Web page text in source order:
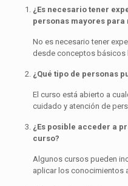
¿Es necesario tener
personas mayores
No es necesario tener
desde conceptos básicos
¿Qué tipo de personas
El curso está abierto a
cuidado y atención de
¿Es posible acceder a
curso?
Algunos cursos pueden
aplicar los conocimientos